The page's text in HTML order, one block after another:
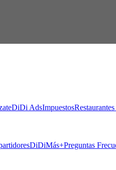
DiDi AdsImpuestos
DiDiMás+Preguntas